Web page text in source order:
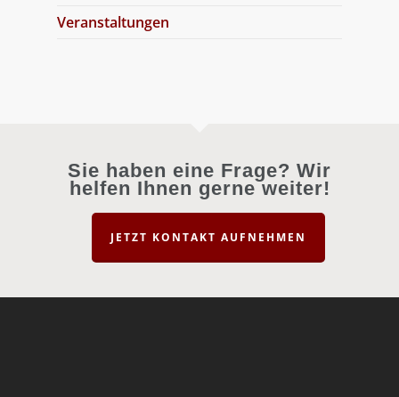
Veranstaltungen
Sie haben eine Frage? Wir
helfen Ihnen gerne weiter!
JETZT KONTAKT AUFNEHMEN